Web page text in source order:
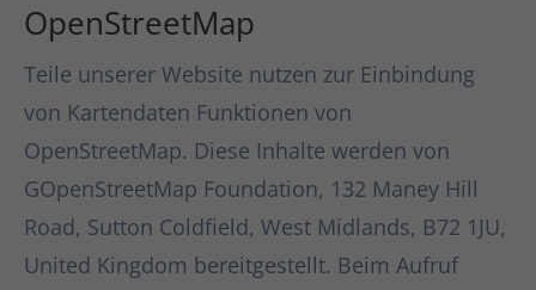
OpenStreetMap
Teile unserer Website nutzen zur Einbindung
von Kartendaten Funktionen von
OpenStreetMap. Diese Inhalte werden von
GOpenStreetMap Foundation, 132 Maney Hill
Road, Sutton Coldfield, West Midlands, B72 1JU,
United Kingdom bereitgestellt. Beim Aufruf